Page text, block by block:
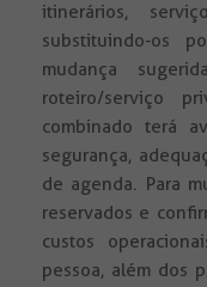
itinerários,
substituindo-os
mudança
roteiro/serviço
combinado terá
segurança,
de agenda. Para
reservados e
custos
pessoa, além dos